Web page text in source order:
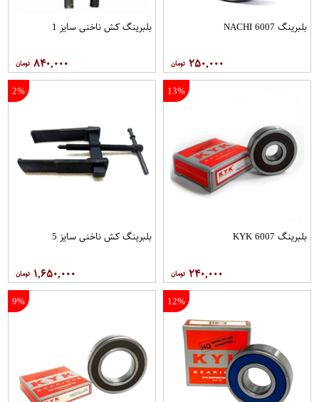
بلبرینگ 6007 NACHI
۲۵۰,۰۰۰
بلبرینگ کش ناخنی سایز 1
۸۴۰,۰۰۰
13%
بلبرینگ 6007 KYK
۲۴۰,۰۰۰
2%
بلبرینگ کش ناخنی سایز 5
۱,۶۵۰,۰۰۰
12%
9%